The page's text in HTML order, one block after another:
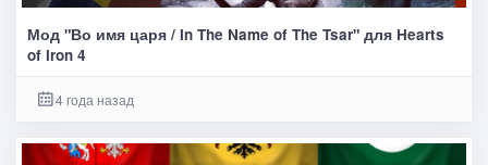
Мод "Во имя царя / In The Name of The Tsar" для Hearts
of Iron 4
4 года назад